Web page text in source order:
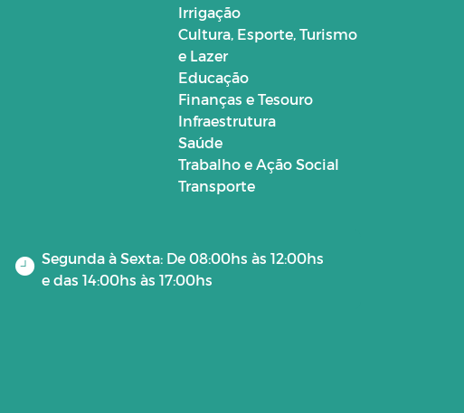
Irrigação
Cultura, Esporte, Turismo
e Lazer
Educação
Finanças e Tesouro
Infraestrutura
Saúde
Trabalho e Ação Social
Transporte
Segunda à Sexta: De 08:00hs às 12:00hs
e das 14:00hs às 17:00hs